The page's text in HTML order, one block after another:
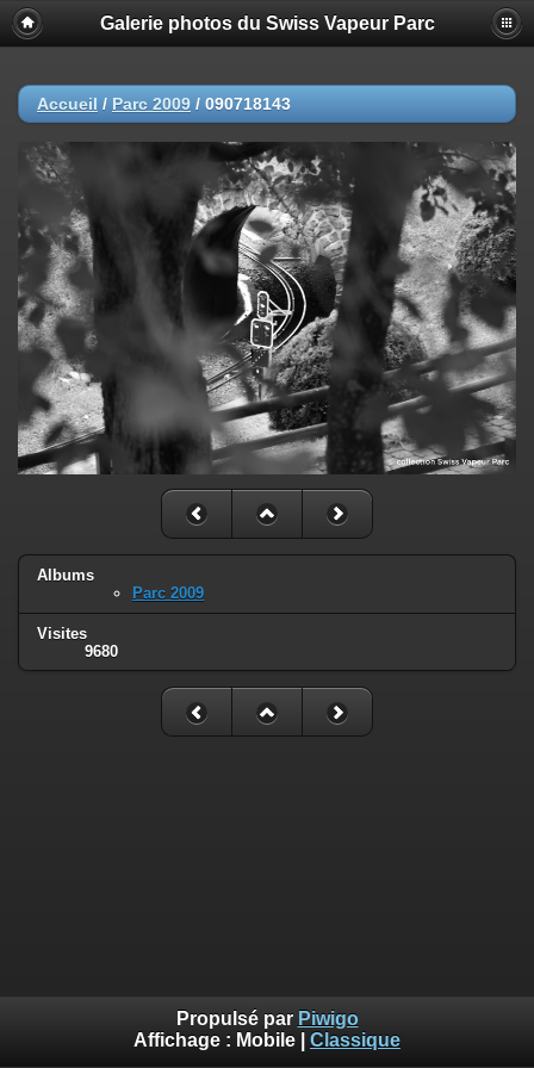
Galerie photos du Swiss Vapeur Parc
Accueil / Parc 2009 / 090718143
Albums
Parc 2009
Visites
9680
Propulsé par Piwigo
Affichage : Mobile Classique